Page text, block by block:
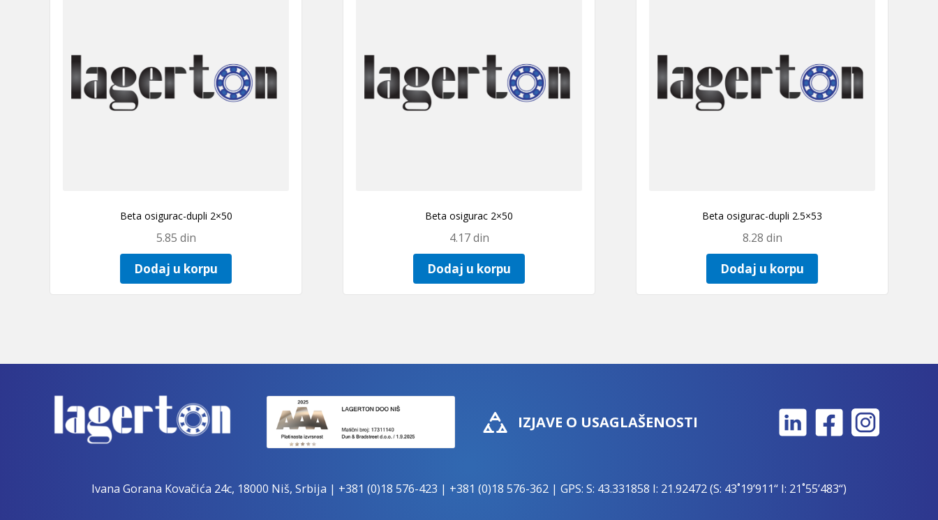
Beta osigurac-dupli 2×50
5.85 din
Dodaj u korpu
Beta osigurac 2×50
4.17din
Dodaj u korpu
Beta osigurac-dupli 2.5×53
8.28 din
Dodaj u korpu
IZJAVE O USAGLAŠENOSTI
Ivana Gorana Kovačića 24c, 18000 Niš, Srbija | +381 (0)18 576-423 | +381 (0)18 576-362 | GPS: S: 43.331858 I: 21.92472 (S: 43˚19’911“ I: 21˚55’483“)